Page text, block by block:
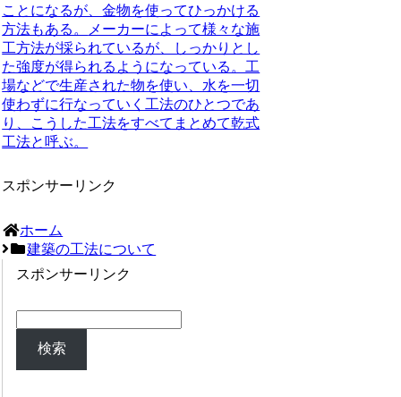
ことになるが、金物を使ってひっかける
方法もある。
メーカーによって様々な施
工方法が採られているが、しっかりとし
た強度が得られるようになっている。工
場などで生産された物を使い、水を一切
使わずに行なっていく工法のひとつであ
り、こうした工法をすべてまとめて乾式
工法と呼ぶ。
スポンサーリンク
ホーム
建築の工法について
スポンサーリンク
検索